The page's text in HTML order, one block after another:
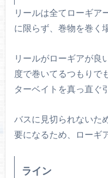
リールは全てローギア
に限らず、巻物を巻く
リールがローギアが良
度で巻いてるつもりで
ターベイトを真っ直ぐ
バスに見切られないた
要になるため、ローギ
ライン